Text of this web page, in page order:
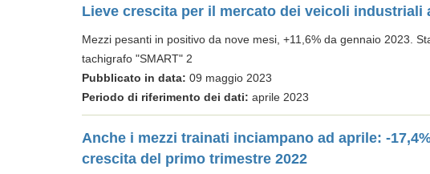
Lieve crescita per il mercato dei veicoli industriali
Mezzi pesanti in positivo da nove mesi, +11,6% da gennaio 2023.
tachigrafo "SMART" 2
Pubblicato in data: 09 maggio 2023
Periodo di riferimento dei dati: aprile 2023
Anche i mezzi trainati inciampano ad aprile: -
crescita del primo trimestre 2022